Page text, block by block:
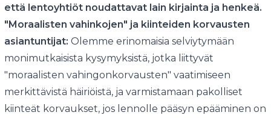
että lentoyhtiöt noudattavat lain kirjainta ja henkeä.
"Moraalisten vahinkojen" ja kiinteiden korvausten
asiantuntijat: Olemme erinomaisia selviytymään
monimutkaisista kysymyksistä, jotka liittyvät
"moraalisten vahingonkorvausten" vaatimiseen
merkittävistä häiriöistä, ja varmistamaan pakolliset
kiinteät korvaukset, jos lennolle pääsyn epääminen on